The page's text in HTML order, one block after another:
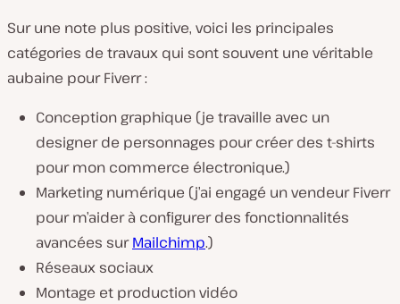
Sur une note plus positive, voici les principales
catégories de travaux qui sont souvent une véritable
aubaine pour Fiverr :
Conception graphique (je travaille avec un
designer de personnages pour créer des t-shirts
pour mon commerce électronique.)
Marketing numérique (j’ai engagé un vendeur Fiverr
pour m’aider à configurer des fonctionnalités
avancées surMailchimp.)
Réseaux sociaux
Montage et production vidéo